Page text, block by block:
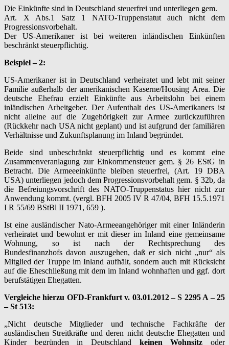
Die Einkünfte sind in Deutschland steuerfrei und unterliegen gem.
Art. X Abs.1 Satz 1 NATO-Truppenstatut auch nicht dem
Progressionsvorbehalt.
Der US-Amerikaner ist bei weiteren inländischen Einkünften
beschränkt steuerpflichtig.
Beispiel – 2:
US-Amerikaner ist in Deutschland verheiratet und lebt mit seiner
Familie außerhalb der amerikanischen Kaserne/Housing Area. Die
deutsche Ehefrau erzielt Einkünfte aus Arbeitslohn bei einem
inländischen Arbeitgeber. Der Aufenthalt des US-Amerikaners ist
nicht alleine auf die Zugehörigkeit zur Armee zurückzuführen
(Rückkehr nach USA nicht geplant) und ist aufgrund der familiären
Verhältnisse und Zukunftsplanung im Inland begründet.
Beide sind unbeschränkt steuerpflichtig und es kommt eine
Zusammenveranlagung zur Einkommensteuer gem. § 26 EStG in
Betracht. Die Armeeeinkünfte bleiben steuerfrei, (Art. 19 DBA
USA) unterliegen jedoch dem Progressionsvorbehalt gem. § 32b, da
die Befreiungsvorschrift des NATO-Truppenstatus hier nicht zur
Anwendung kommt. (vergl. BFH 2005 IV R 47/04, BFH 15.5.1971
I R 55/69 BStBl II 1971, 659 ).
Ist eine ausländischer Nato-Armeeangehöriger mit einer Inländerin
verheiratet und bewohnt er mit dieser im Inland eine gemeinsame
Wohnung, so ist nach der Rechtsprechung des
Bundesfinanzhofs davon auszugehen, daß er sich nicht „nur“ als
Mitglied der Truppe im Inland aufhält, sondern auch mit Rücksicht
auf die Eheschließung mit dem im Inland wohnhaften und ggf. dort
berufstätigen Ehegatten.
Vergleiche hierzu OFD-Frankfurt v. 03.01.2012 – S 2295 A – 25
– St 513:
„Nicht deutsche Mitglieder und technische Fachkräfte der
ausländischen Streitkräfte und deren nicht deutsche Ehegatten und
Kinder begründen in Deutschland keinen Wohnsitz oder